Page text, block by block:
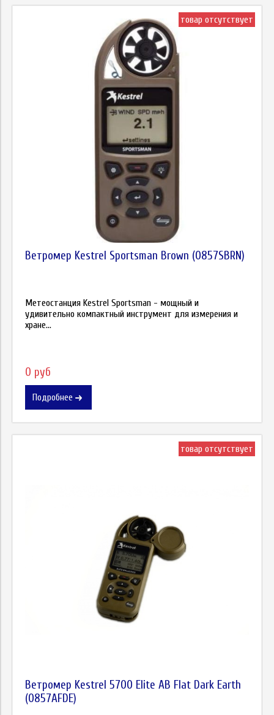
товар отсутствует
Ветромер Kestrel Sportsman Brown (0857SBRN)
Метеостанция Kestrel Sportsman - мощный и
удивительно компактный инструмент для измерения и
хране...
0 руб
Подробнее
товар отсутствует
Ветромер Kestrel 5700 Elite AB Flat Dark Earth
(0857AFDE)